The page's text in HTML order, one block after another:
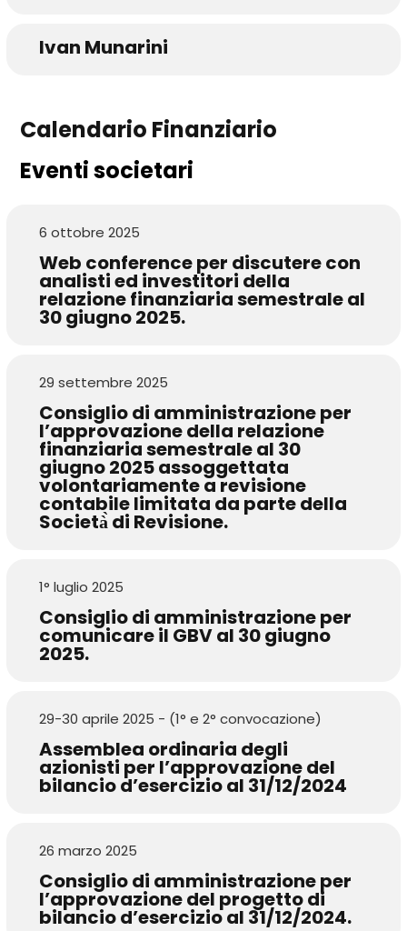
Ivan Munarini
Calendario Finanziario
Eventi societari
6 ottobre 2025
Web conference per discutere con
analisti ed investitori della
relazione finanziaria semestrale al
30 giugno 2025.
29 settembre 2025
Consiglio di amministrazione per
l’approvazione della relazione
finanziaria semestrale al 30
giugno 2025 assoggettata
volontariamente a revisione
contabile limitata da parte della
Società̀ di Revisione.
1° luglio 2025
Consiglio di amministrazione per
comunicare il GBV al 30 giugno
2025.
29-30 aprile 2025 - (1° e 2° convocazione)
Assemblea ordinaria degli
azionisti per l’approvazione del
bilancio d’esercizio al 31/12/2024
26 marzo 2025
Consiglio di amministrazione per
l’approvazione del progetto di
bilancio d’esercizio al 31/12/2024.